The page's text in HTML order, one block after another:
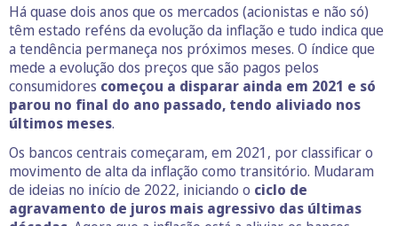
Há quase dois anos que os mercados (acionistas e não só)
têm estado reféns da evolução da inflação e tudo indica que
a tendência permaneça nos próximos meses. O índice que
mede a evolução dos preços que são pagos pelos
consumidores começou a disparar ainda em 2021 e só
parou no final do ano passado, tendo aliviado nos
últimos meses.
Os bancos centrais começaram, em 2021, por classificar o
movimento de alta da inflação como transitório. Mudaram
de ideias no início de 2022, iniciando o ciclo de
agravamento de juros mais agressivo das últimas